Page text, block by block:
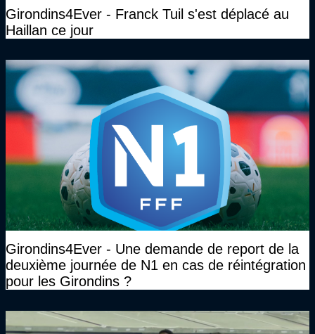
Girondins4Ever - Franck Tuil s'est déplacé au
Haillan ce jour
Girondins4Ever - Une demande de report de la
deuxième journée de N1 en cas de réintégration
pour les Girondins ?